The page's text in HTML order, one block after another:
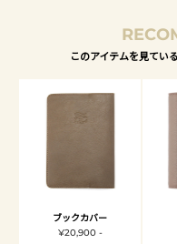
このアイテムを見てい
ブックカバー
¥20,900 -